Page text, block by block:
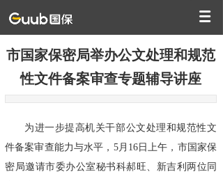
市国家保密局举办公文处理和规范
性文件备案审查专题辅导讲座
为进一步提高机关干部公文处理和规范性文
件备案审查能力与水平，5月16日上午，市国家保
密局邀请市委办公室秘书科郝旺、新吉利两位同